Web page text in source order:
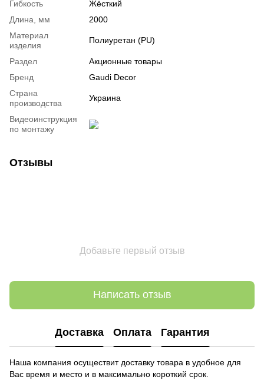
Гибкость
Жёсткий
Длина, мм
2000
Материал
изделия
Полиуретан (PU)
Раздел
Акционные товары
Бренд
Gaudi Decor
Страна
производства
Украина
Видеоинструкция
по монтажу
Отзывы
Добавьте первый отзыв
Написать отзыв
Доставка Оплата Гарантия
Наша компания осуществит доставку товара в удобное для
Вас время и место и в максимально короткий срок.